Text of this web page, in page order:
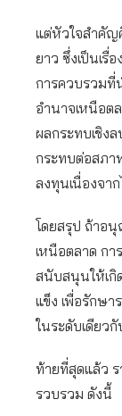
แต่หัวใจสำคัญ
ยาว ซึ่งเป็นเรื่
การควบรวมที่
อำนาจเหนือต
ผลกระทบเชิง
กระทบต่อสภา
ลงทุนเนื่องจา
โดยสรุป ถ้าอ
เหนือตลาด กา
สนับสนุนให้เกิ
แข็ง เพื่อรักษา
ในระดับเดียว
ท้ายที่สุดแล้ว
รวบรวม ดังนี้